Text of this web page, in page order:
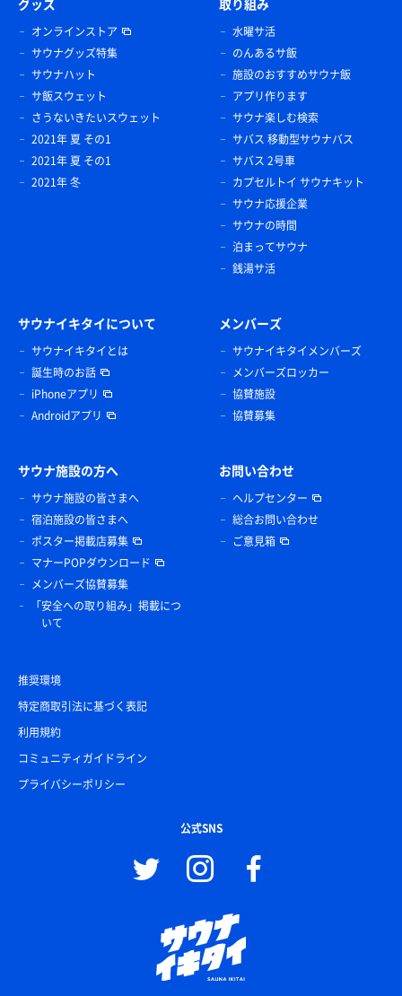
グッズ
オンラインストア
サウナグッズ特集
サウナハット
サ飯スウェット
さうないきたいスウェット
2021年 夏 その1
2021年 夏 その1
2021年 冬
取り組み
水曜サ活
のんあるサ飯
施設のおすすめサウナ飯
アプリ作ります
サウナ楽しむ検索
サバス 移動型サウナバス
サバス 2号車
カプセルトイ サウナキット
サウナ応援企業
サウナの時間
泊まってサウナ
銭湯サ活
サウナイキタイについて
サウナイキタイとは
誕生時のお話
iPhoneアプリ
Androidアプリ
メンバーズ
サウナイキタイメンバーズ
メンバーズロッカー
協賛施設
協賛募集
サウナ施設の方へ
サウナ施設の皆さまへ
宿泊施設の皆さまへ
ポスター掲載店募集
マナーPOPダウンロード
メンバーズ協賛募集
「安全への取り組み」掲載につ
いて
お問い合わせ
ヘルプセンター
総合お問い合わせ
ご意見箱
推奨環境
特定商取引法に基づく表記
利用規約
コミュニティガイドライン
プライバシーポリシー
公式SNS